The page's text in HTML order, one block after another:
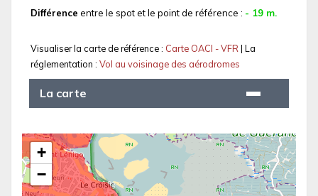
Différence entre le spot et le point de référence : - 19 m.
Visualiser la carte de référence : Carte OACI - VFR| La
réglementation : Vol au voisinage des aérodromes
La carte